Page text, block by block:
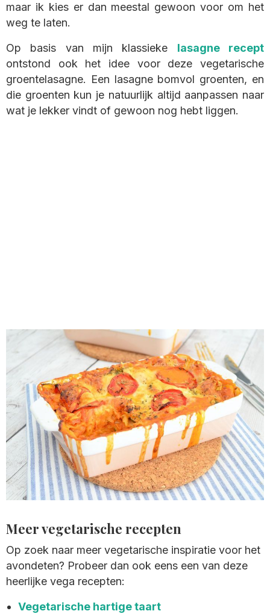
maar ik kies er dan meestal gewoon voor om het
weg te laten.
Op basis van mijn klassieke lasagne recept
ontstond ook het idee voor deze vegetarische
groentelasagne. Een lasagne bomvol groenten, en
die groenten kun je natuurlijk altijd aanpassen naar
wat je lekker vindt of gewoon nog hebt liggen.
Meer vegetarische recepten
Op zoek naar meer vegetarische inspiratie voor het
avondeten? Probeer dan ook eens een van deze
heerlijke vega recepten:
Vegetarische hartige taart